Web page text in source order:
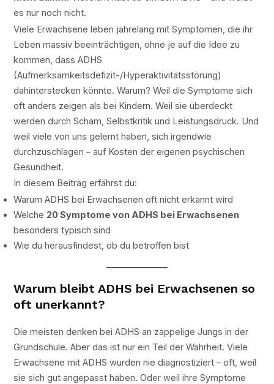
es nur noch nicht.
Viele Erwachsene leben jahrelang mit Symptomen, die ihr
Leben massiv beeinträchtigen, ohne je auf die Idee zu
kommen, dass ADHS
(Aufmerksamkeitsdefizit-/Hyperaktivitätsstörung)
dahinterstecken könnte. Warum? Weil die Symptome sich
oft anders zeigen als bei Kindern. Weil sie überdeckt
werden durch Scham, Selbstkritik und Leistungsdruck. Und
weil viele von uns gelernt haben, sich irgendwie
durchzuschlagen – auf Kosten der eigenen psychischen
Gesundheit.
In diesem Beitrag erfährst du:
Warum ADHS bei Erwachsenen oft nicht erkannt wird
Welche 20 Symptome von ADHS bei Erwachsenen
besonders typisch sind
Wie du herausfindest, ob du betroffen bist
Warum bleibt ADHS bei Erwachsenen so
oft unerkannt?
Die meisten denken bei ADHS an zappelige Jungs in der
Grundschule. Aber das ist nur ein Teil der Wahrheit. Viele
Erwachsene mit ADHS wurden nie diagnostiziert – oft, weil
sie sich gut angepasst haben. Oder weil ihre Symptome